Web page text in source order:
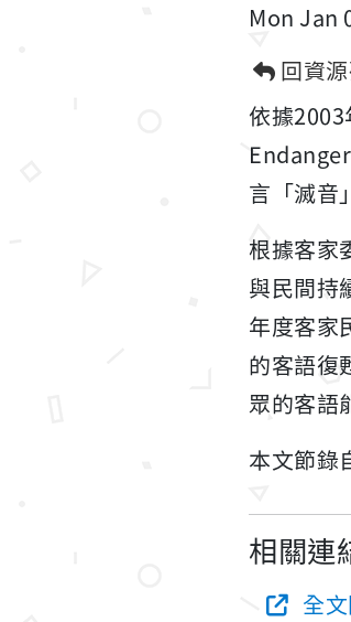
Mon Jan
回資
依據
言「滅音
根據客家
與民間持
年度客家
的客語復
眾的客語
本文節錄
相關連
全